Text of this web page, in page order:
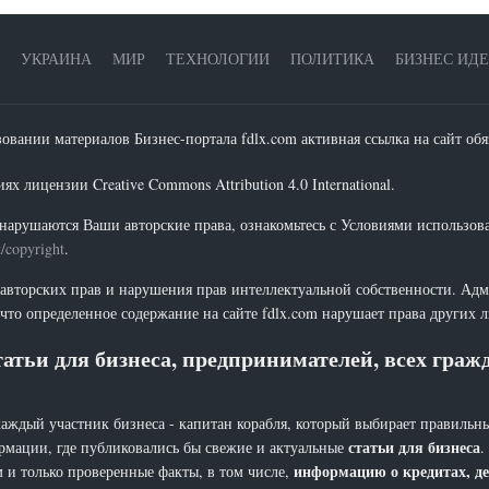
УКРАИНА МИР ТЕХНОЛОГИИ ПОЛИТИКА БИЗНЕС
материалов Бизнес-портала fdlx.com активная ссылка на сайт
лицензии Creative Commons Attribution 4.0 International.
Ваши авторские права, ознакомьтесь с Условиями
copyright.
прав и нарушения прав интеллектуальной собственности.
определенное содержание на сайте fdlx.com нарушает права других
для бизнеса, предпринимателей, всех
участник бизнеса - капитан корабля, который выбирает
где публиковались бы свежие и актуальные статьи для бизнеса.
только проверенные факты, в том числе, информацию о кредитах,